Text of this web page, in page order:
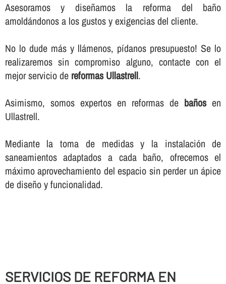
Asesoramos y diseñamos la reforma del baño
amoldándonos a los gustos y exigencias del cliente.
No lo dude más y llámenos, pí­danos presupuesto! Se lo
realizaremos sin compromiso alguno, contacte con el
mejor servicio de reformas Ullastrell.
Asimismo, somos expertos en reformas de bañosen
Ullastrell.
Mediante la toma de medidas y la instalación de
saneamientos adaptados a cada baño, ofrecemos el
máximo aprovechamiento del espacio sin perder un ápice
de diseño y funcionalidad.
SERVICIOS DE REFORMA EN